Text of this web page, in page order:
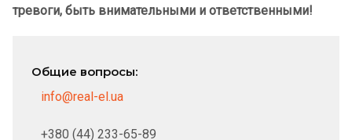
тревоги, быть внимательными и ответственными!
Общие вопросы:
info@real-el.ua
+380 (44) 233-65-89